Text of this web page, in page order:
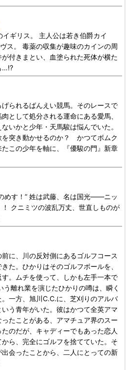
ギリス。 主人公は若き伯爵カイ
ス。 毒薬の収集が趣味のカインの周
が付きまとい、血塗られた死体が横た
…!?
られるばんえい競馬。そのレースで
として処分される運命にある愛馬、
いかと少年・天馬駿は悩んでいた。
を突き動かせるのか？ かつてボムク
この少年を軸に、『優駿の門』新章
めす！” 姓は武藤、名は国光――ニッ
クニミツの波乱万丈、世直しものが
に、川の反対側にあるゴルフコース
た。ひかりはそのゴルフボールを、
。ムチを使って、しかも左手一本で
離れ業を演じたひかりの噂は、瞬く
一方、旭川C.C.に、芝刈りのアルバ
う青年がいた。彼はかつて全英アマ
たことがある、アマチュア界のスー
のだが、キャディーでもあった恋人
ら、完全にゴルフを捨てていた。そ
会ったことから、二人にとっての新